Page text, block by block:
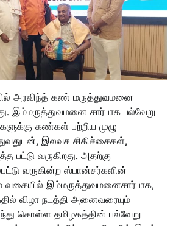
அரவிந்த் கண் மருத்துவமனை
இம்மருத்துவமனை சார்பாக பல்வேறு
கண்கள் பற்றிய முழு
இலவச சிகிச்சைகள்,
பட்டு வருகிறது. அதற்கு
வருகின்ற ஸ்பான்சர்களின்
வகையில் இம்மருத்துவமனைசார்பாக,
விழா நடத்தி அனைவரையும்
கொள்ள தமிழகத்தின் பல்வேறு